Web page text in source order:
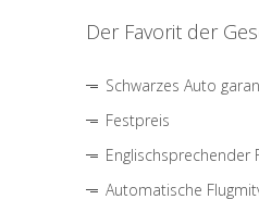
Der Favorit der
Schwarzes Auto
Festpreis
Englischsprechender
Automatische